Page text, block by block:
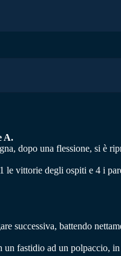
A.
dopo una flessione, si è
vittorie degli ospiti e 4 i
successiva, battendo
fastidio ad un polpaccio, in